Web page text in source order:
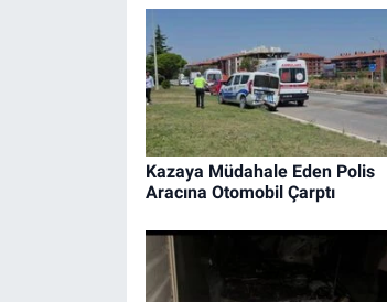
Kazaya Müdahale Eden Polis
Aracına Otomobil Çarptı